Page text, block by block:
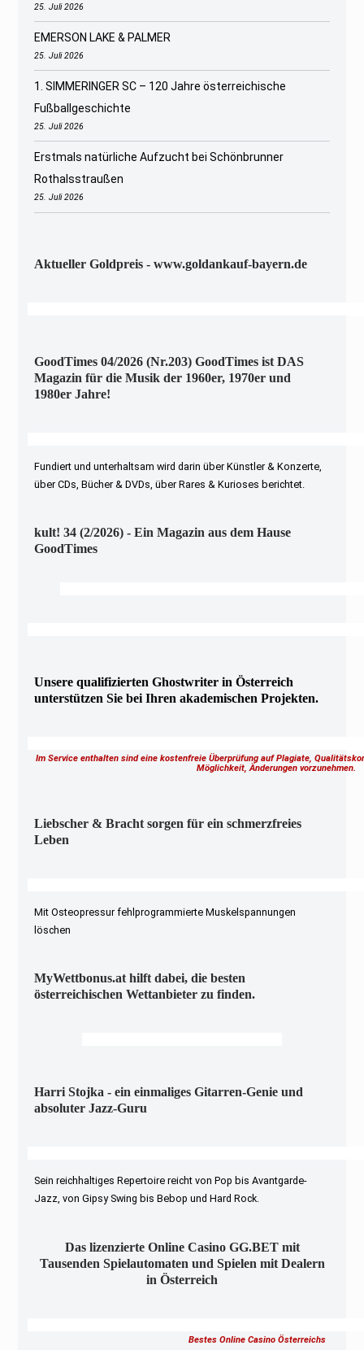
25. Juli 2026
EMERSON LAKE & PALMER
25. Juli 2026
1. SIMMERINGER SC – 120 Jahre österreichische
Fußballgeschichte
25. Juli 2026
Erstmals natürliche Aufzucht bei Schönbrunner
Rothalsstraußen
25. Juli 2026
Aktueller Goldpreis - www.goldankauf-bayern.de
GoodTimes 04/2026 (Nr.203) GoodTimes ist DAS
Magazin für die Musik der 1960er, 1970er und
1980er Jahre!
Fundiert und unterhaltsam wird darin über Künstler & Konzerte,
über CDs, Bücher & DVDs, über Rares & Kurioses berichtet.
kult! 34 (2/2026) - Ein Magazin aus dem Hause
GoodTimes
Unsere qualifizierten Ghostwriter in Österreich
unterstützen Sie bei Ihren akademischen Projekten.
Im Service enthalten sind eine kostenfreie Überprüfung auf Plagiate,
Möglichkeit, Änderungen vorzunehmen.
Liebscher & Bracht sorgen für ein schmerzfreies
Leben
Mit Osteopressur fehlprogrammierte Muskelspannungen
löschen
MyWettbonus.at hilft dabei, die besten
österreichischen Wettanbieter zu finden.
Harri Stojka - ein einmaliges Gitarren-Genie und
absoluter Jazz-Guru
Sein reichhaltiges Repertoire reicht von Pop bis Avantgarde-
Jazz, von Gipsy Swing bis Bebop und Hard Rock.
Das lizenzierte Online Casino GG.BET mit
Tausenden Spielautomaten und Spielen mit Dealern
in Österreich
Bestes Online Casino Österreichs